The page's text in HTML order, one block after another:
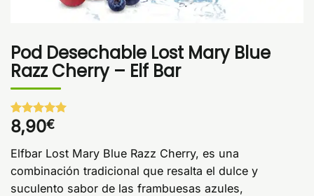
Pod Desechable Lost Mary Blue
Razz Cherry – Elf Bar
Valorado
con5 de 5
en base a
1
valoración
de un
8,90€
Elfbar Lost Mary Blue Razz Cherry, es una
combinación tradicional que resalta el dulce y
suculento sabor de las frambuesas azules,